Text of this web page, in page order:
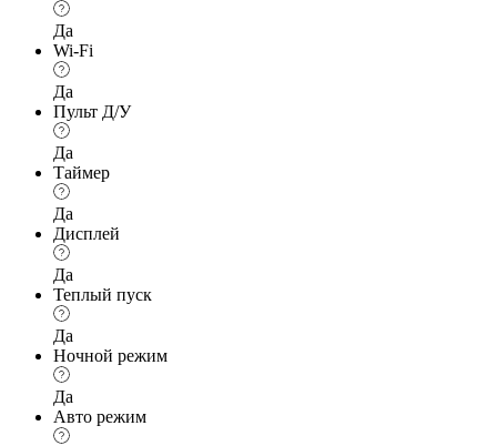
Да
Wi-Fi
Да
Пульт Д/У
Да
Таймер
Да
Дисплей
Да
Теплый пуск
Да
Ночной режим
Да
Авто режим